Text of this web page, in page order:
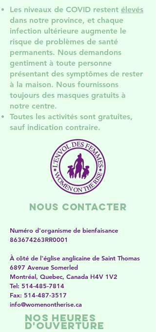
Les niveaux de COVID restent élevés
dans notre province, et chaque
infection ultérieure augmente le
risque de problèmes de santé
permanents. Nous demandons
gentiment à toute personne
présentant des symptômes de rester
à la maison. Nous fournissons
toujours des masques gratuits à
notre centre.
Toutes les activités sont gratuites,
sauf indication contraire.
Nous contacter
Numéro d'organisme de bienfaisance
863674263RR0001
À côté de l'église anglicaine de Saint Thomas
6897 Avenue Somerled
Montréal, Quebec, Canada H4V 1V2
​​Tel: 514-485-7814
Fax: 514-487-3517
​info@womenontherise.ca
Nos heures
d'ouverture